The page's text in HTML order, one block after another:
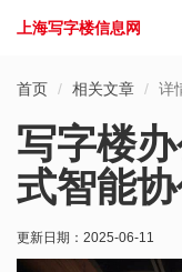
上海写字楼信息网
首页 相关文章 详
写字楼
式智能
更新日期： 2025-06-11